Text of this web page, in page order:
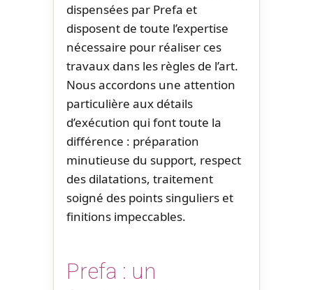
dispensées par Prefa et
disposent de toute l’expertise
nécessaire pour réaliser ces
travaux dans les règles de l’art.
Nous accordons une attention
particulière aux détails
d’exécution qui font toute la
différence : préparation
minutieuse du support, respect
des dilatations, traitement
soigné des points singuliers et
finitions impeccables.
Prefa : un